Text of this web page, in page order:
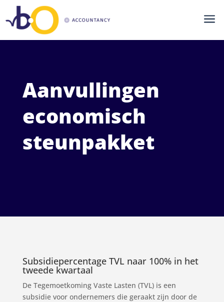
a
Aanvullingen
economisch
steunpakket
Subsidiepercentage TVL naar 100% in het
tweede kwartaal
De Tegemoetkoming Vaste Lasten (TVL) is een
subsidie voor ondernemers die geraakt zijn door de